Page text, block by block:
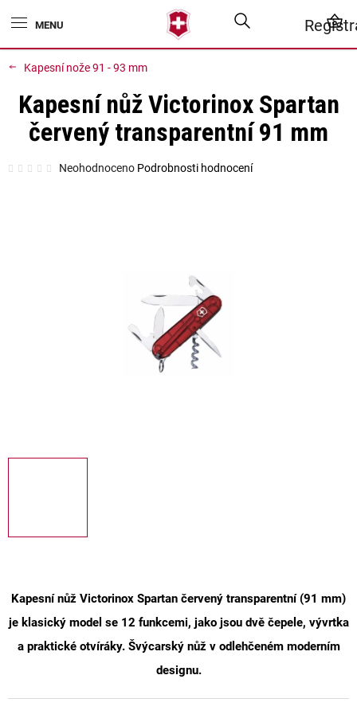
na
Kapesní nože 91 - 93 mm
Kapesní nůž Victorinox Spartan červený transparentní(91 mm)
je klasický model se 12 funkcemi, jako jsou dvě čepele, vývrtka
a praktické otvíráky. Švýcarský nůž v odlehčeném moderním
designu.
Kapesní nůž Victorinox Spartan
červený transparentní 91 mm
Průměrné
hodnocení
Neohodnoceno Podrobnosti hodnocení